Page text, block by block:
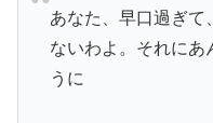
あなた、早口過ぎて
ないわよ。それにあ
うに